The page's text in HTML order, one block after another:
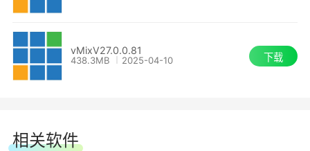
Zoom的新触发器包括
OnZoomActiveSpeakerSelf
vMixV27.0.0.81
438.3MB 2025-04-10 下载
相关软件